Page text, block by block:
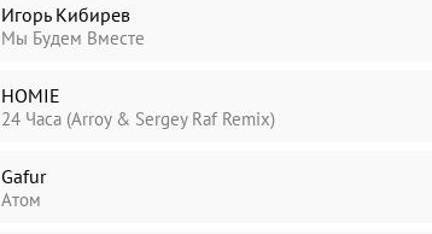
Игорь Кибирев
Мы Будем Вместе
HOMIE
24 Часа (Arroy & Sergey Raf Remix)
Gafur
Атом